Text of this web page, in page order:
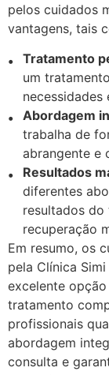
pelos cuidados
vantagens, tais
Tratamento
um
necessidades
Abordagem
trabalha de
abrangente e
Resultados
diferentes
resultados
recuperação
Em resumo, os
pela Clínica
excelente
tratamento
profissionais
abordagem
consulta e